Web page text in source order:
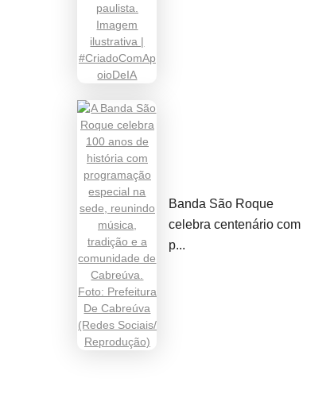
Banda São Roque
celebra centenário com
p...